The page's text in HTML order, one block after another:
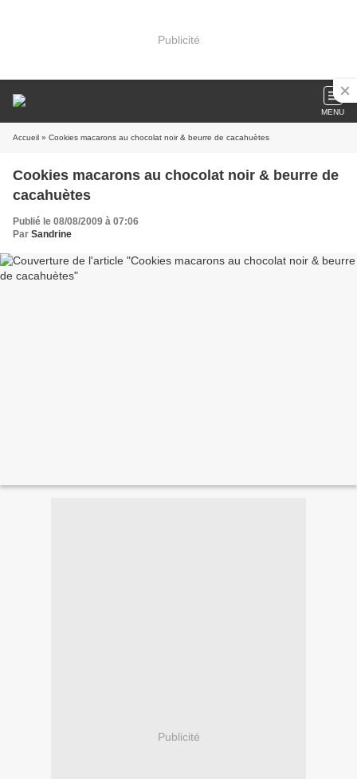
Publicité
MENU
Accueil » Cookies macarons au chocolat noir & beurre de cacahuètes
Cookies macarons au chocolat noir & beurre de
cacahuètes
Publié le 08/08/2009 à 07:06
Par Sandrine
Publicité